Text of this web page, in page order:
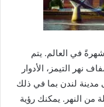
في العالم. يتم
التيمز، الأدوار
مدينة لندن بما في ذلك
من النهر. يمكنك رؤية